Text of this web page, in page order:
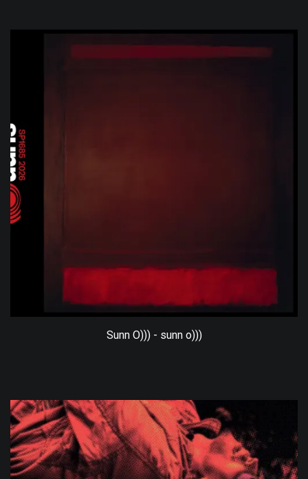
Sunn O))) - sunn o)))